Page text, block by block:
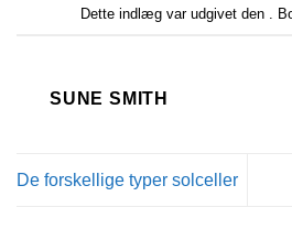
Dette indlæg var udgivet den .
SUNE SMITH
De forskellige typer solceller